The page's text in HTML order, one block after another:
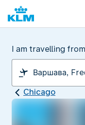
I am travelling from
Chicago